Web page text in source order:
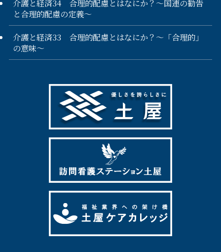
介護と経済34 合理的配慮とはなにか？～国連の勧告
と合理的配慮の定義～
介護と経済33 合理的配慮とはなにか？～「合理的」
の意味～